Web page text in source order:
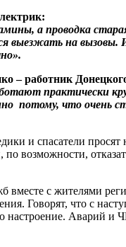
а проводка
выезжать на вызовы.
– работник
практически
потому, что очень
и спасатели просят
возможности,
вместе с жителями
Говорят, что с
настроение. Аварий и